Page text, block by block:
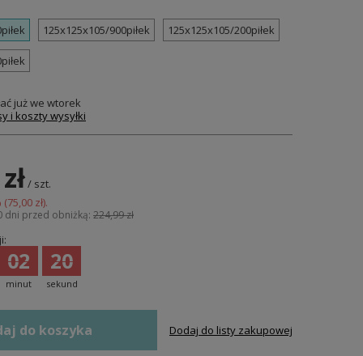
125x125x105/900piłek 125x125x105/200piłek
jużwe wtorek
i koszty wysyłki
/ szt.
(75,00 zł).
dni przed obniżką: 224,99 zł
minut
02
sekund
19
do koszyka Dodaj do listy zakupowej